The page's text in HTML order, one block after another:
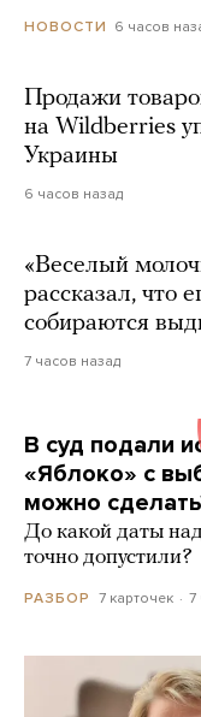
НОВОСТИ 6 часов
Продажи
на Wildberries
Украины
6 часов назад
«Веселый
рассказал, что
собираются
7 часов назад
В суд подали
«Яблоко» с
можно
До какой даты
точно допустили?
РАЗБОР 7 карточек 7